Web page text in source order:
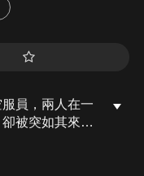
員，兩人在一
被突如其來的